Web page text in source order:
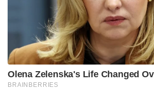
Olena Zelenska's Life Changed
BRAINBERRIES